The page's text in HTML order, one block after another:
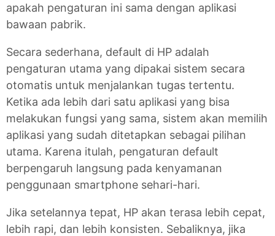
apakah pengaturan ini sama dengan aplikasi
bawaan pabrik.
Secara sederhana, default di HP adalah
pengaturan utama yang dipakai sistem secara
otomatis untuk menjalankan tugas tertentu.
Ketika ada lebih dari satu aplikasi yang bisa
melakukan fungsi yang sama, sistem akan memilih
aplikasi yang sudah ditetapkan sebagai pilihan
utama. Karena itulah, pengaturan default
berpengaruh langsung pada kenyamanan
penggunaan smartphone sehari-hari.
Jika setelannya tepat, HP akan terasa lebih cepat,
lebih rapi, dan lebih konsisten. Sebaliknya, jika